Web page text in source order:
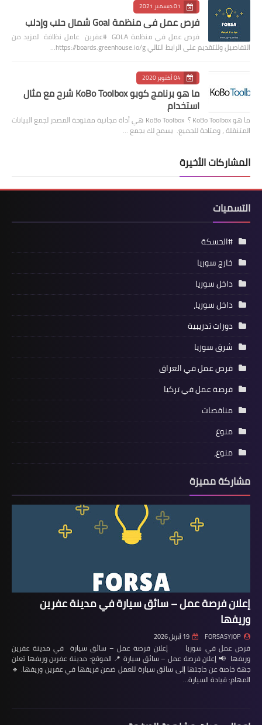
01 ديسمبر 2021
فرص عمل في منظمة Goal شمال حلب وإدلب
فرص عمل في منظمة GOLA #عفرين عامل نظافة لمزيد من
التفاصيل وللتقديم على الرابط التالي https://boards.greenhouse.io/g…
04 أكتوبر 2020
ما هو برنامج كوبو KoBo Toolbox شرح مع مثال
استخدام
ما هو KoBo Toolbox ؟ KoBo Toolbox هي أداة مجانية مفتوحة المصدر لجمع البيانات
المتنقلة ، ومتاحة للجميع. يسمح لك بجمع …
المشاركات الأخيرة
التسميات
#الحسكة
خارج سوريا
داخل سوريا
داخل سوريا،
دورات تدريبية
شرق سوريا
فرص عمل في العراق
فرصة عمل في تركيا
مناقصات
منوع
منوع،
مشاركة مميزة
إعلان فرصة عمل – سائق سيارة في مدينة عفرين
وريفها
FORSASYJOP 19 أبريل 2026
فرص عمل في سوريا إعلان فرصة عمل – سائق سيارة في مدينة عفرين
وريفها 📢 إعلان فرصة عمل – سائق سيارة 📍 الموقع: مدينة عفرين وريفها تعلن
جهة خاصة عن حاجتها إلى سائق سيارة للعمل ضمن فريقها في عفرين وريفها. 🔹
المهام: قيادة السيارة…